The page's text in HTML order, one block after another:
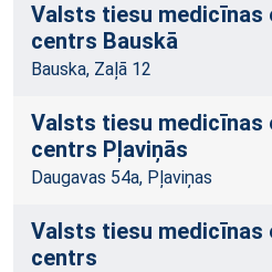
Valsts tiesu medicīnas
centrs Bauskā
Bauska, Zaļā 12
Valsts tiesu medicīnas
centrs Pļaviņās
Daugavas 54a, Pļaviņas
Valsts tiesu medicīnas
centrs